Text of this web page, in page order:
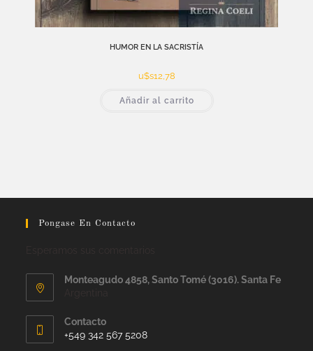
HUMOR EN LA SACRISTÍA
u$s12,78
Añadir al carrito
Pongase En Contacto
Monteagudo 4858, Santo Tomé (3016). Santa Fe
Contacto
+549 342 567 5208